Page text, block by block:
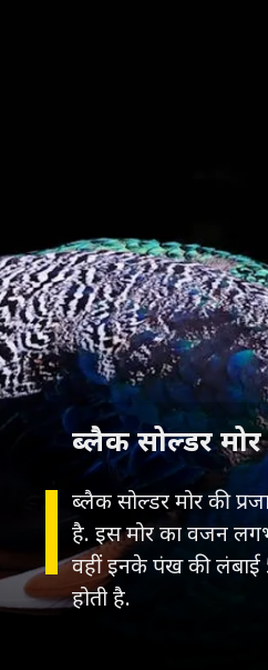
ब्लैक सोल्डर मोर की
है. इस मोर का वजन
वहीं इनके पंख की
होती है.
ब्लैक सोल्डर